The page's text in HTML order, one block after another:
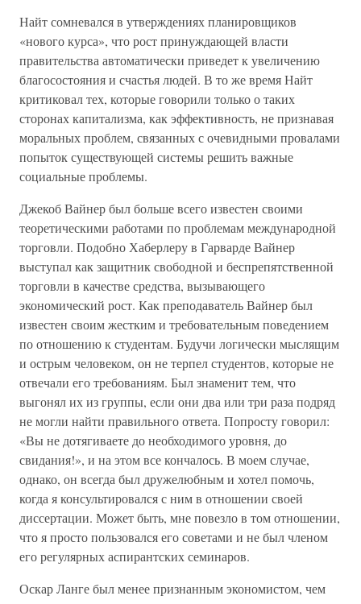
Найт сомневался в утверждениях планировщиков
«нового курса», что рост принуждающей власти
правительства автоматически приведет к увеличению
благосостояния и счастья людей. В то же время Найт
критиковал тех, которые говорили только о таких
сторонах капитализма, как эффективность, не признавая
моральных проблем, связанных с очевидными провалами
попыток существующей системы решить важные
социальные проблемы.
Джекоб Вайнер был больше всего известен своими
теоретическими работами по проблемам международной
торговли. Подобно Хаберлеру в Гарварде Вайнер
выступал как защитник свободной и беспрепятственной
торговли в качестве средства, вызывающего
экономический рост. Как преподаватель Вайнер был
известен своим жестким и требовательным поведением
по отношению к студентам. Будучи логически мыслящим
и острым человеком, он не терпел студентов, которые не
отвечали его требованиям. Был знаменит тем, что
выгонял их из группы, если они два или три раза подряд
не могли найти правильного ответа. Попросту говорил:
«Вы не дотягиваете до необходимого уровня, до
свидания!», и на этом все кончалось. В моем случае,
однако, он всегда был дружелюбным и хотел помочь,
когда я консультировался с ним в отношении своей
диссертации. Может быть, мне повезло в том отношении,
что я просто пользовался его советами и не был членом
его регулярных аспирантских семинаров.
Оскар Ланге был менее признанным экономистом, чем